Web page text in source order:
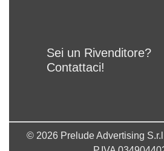
Sei un Rivenditore?
Contattaci!
© 2026 Prelude Advertising